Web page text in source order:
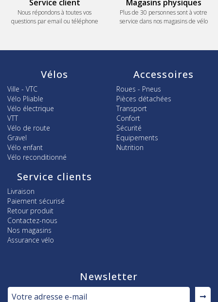
Service client
Nous répondons à toutes vos
questions par email ou téléphone
Magasins physiques
Plus de 30 personnes sont à votre
service dans nos magasins de vélo
Vélos
Ville - VTC
Vélo Pliable
Vélo électrique
VTT
Vélo de route
Gravel
Vélo enfant
Vélo reconditionné
Accessoires
Roues - Pneus
Pièces détachées
Transport
Confort
Sécurité
Equipements
Nutrition
Service clients
Livraison
Paiement sécurisé
Retour produit
Contactez-nous
Nos magasins
Assurance vélo
Newsletter